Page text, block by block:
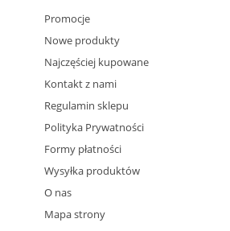
Promocje
Nowe produkty
Najczęściej kupowane
Kontakt z nami
Regulamin sklepu
Polityka Prywatności
Formy płatności
Wysyłka produktów
O nas
Mapa strony